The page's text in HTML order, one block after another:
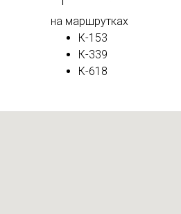
на маршрутках
К-153
К-339
К-618